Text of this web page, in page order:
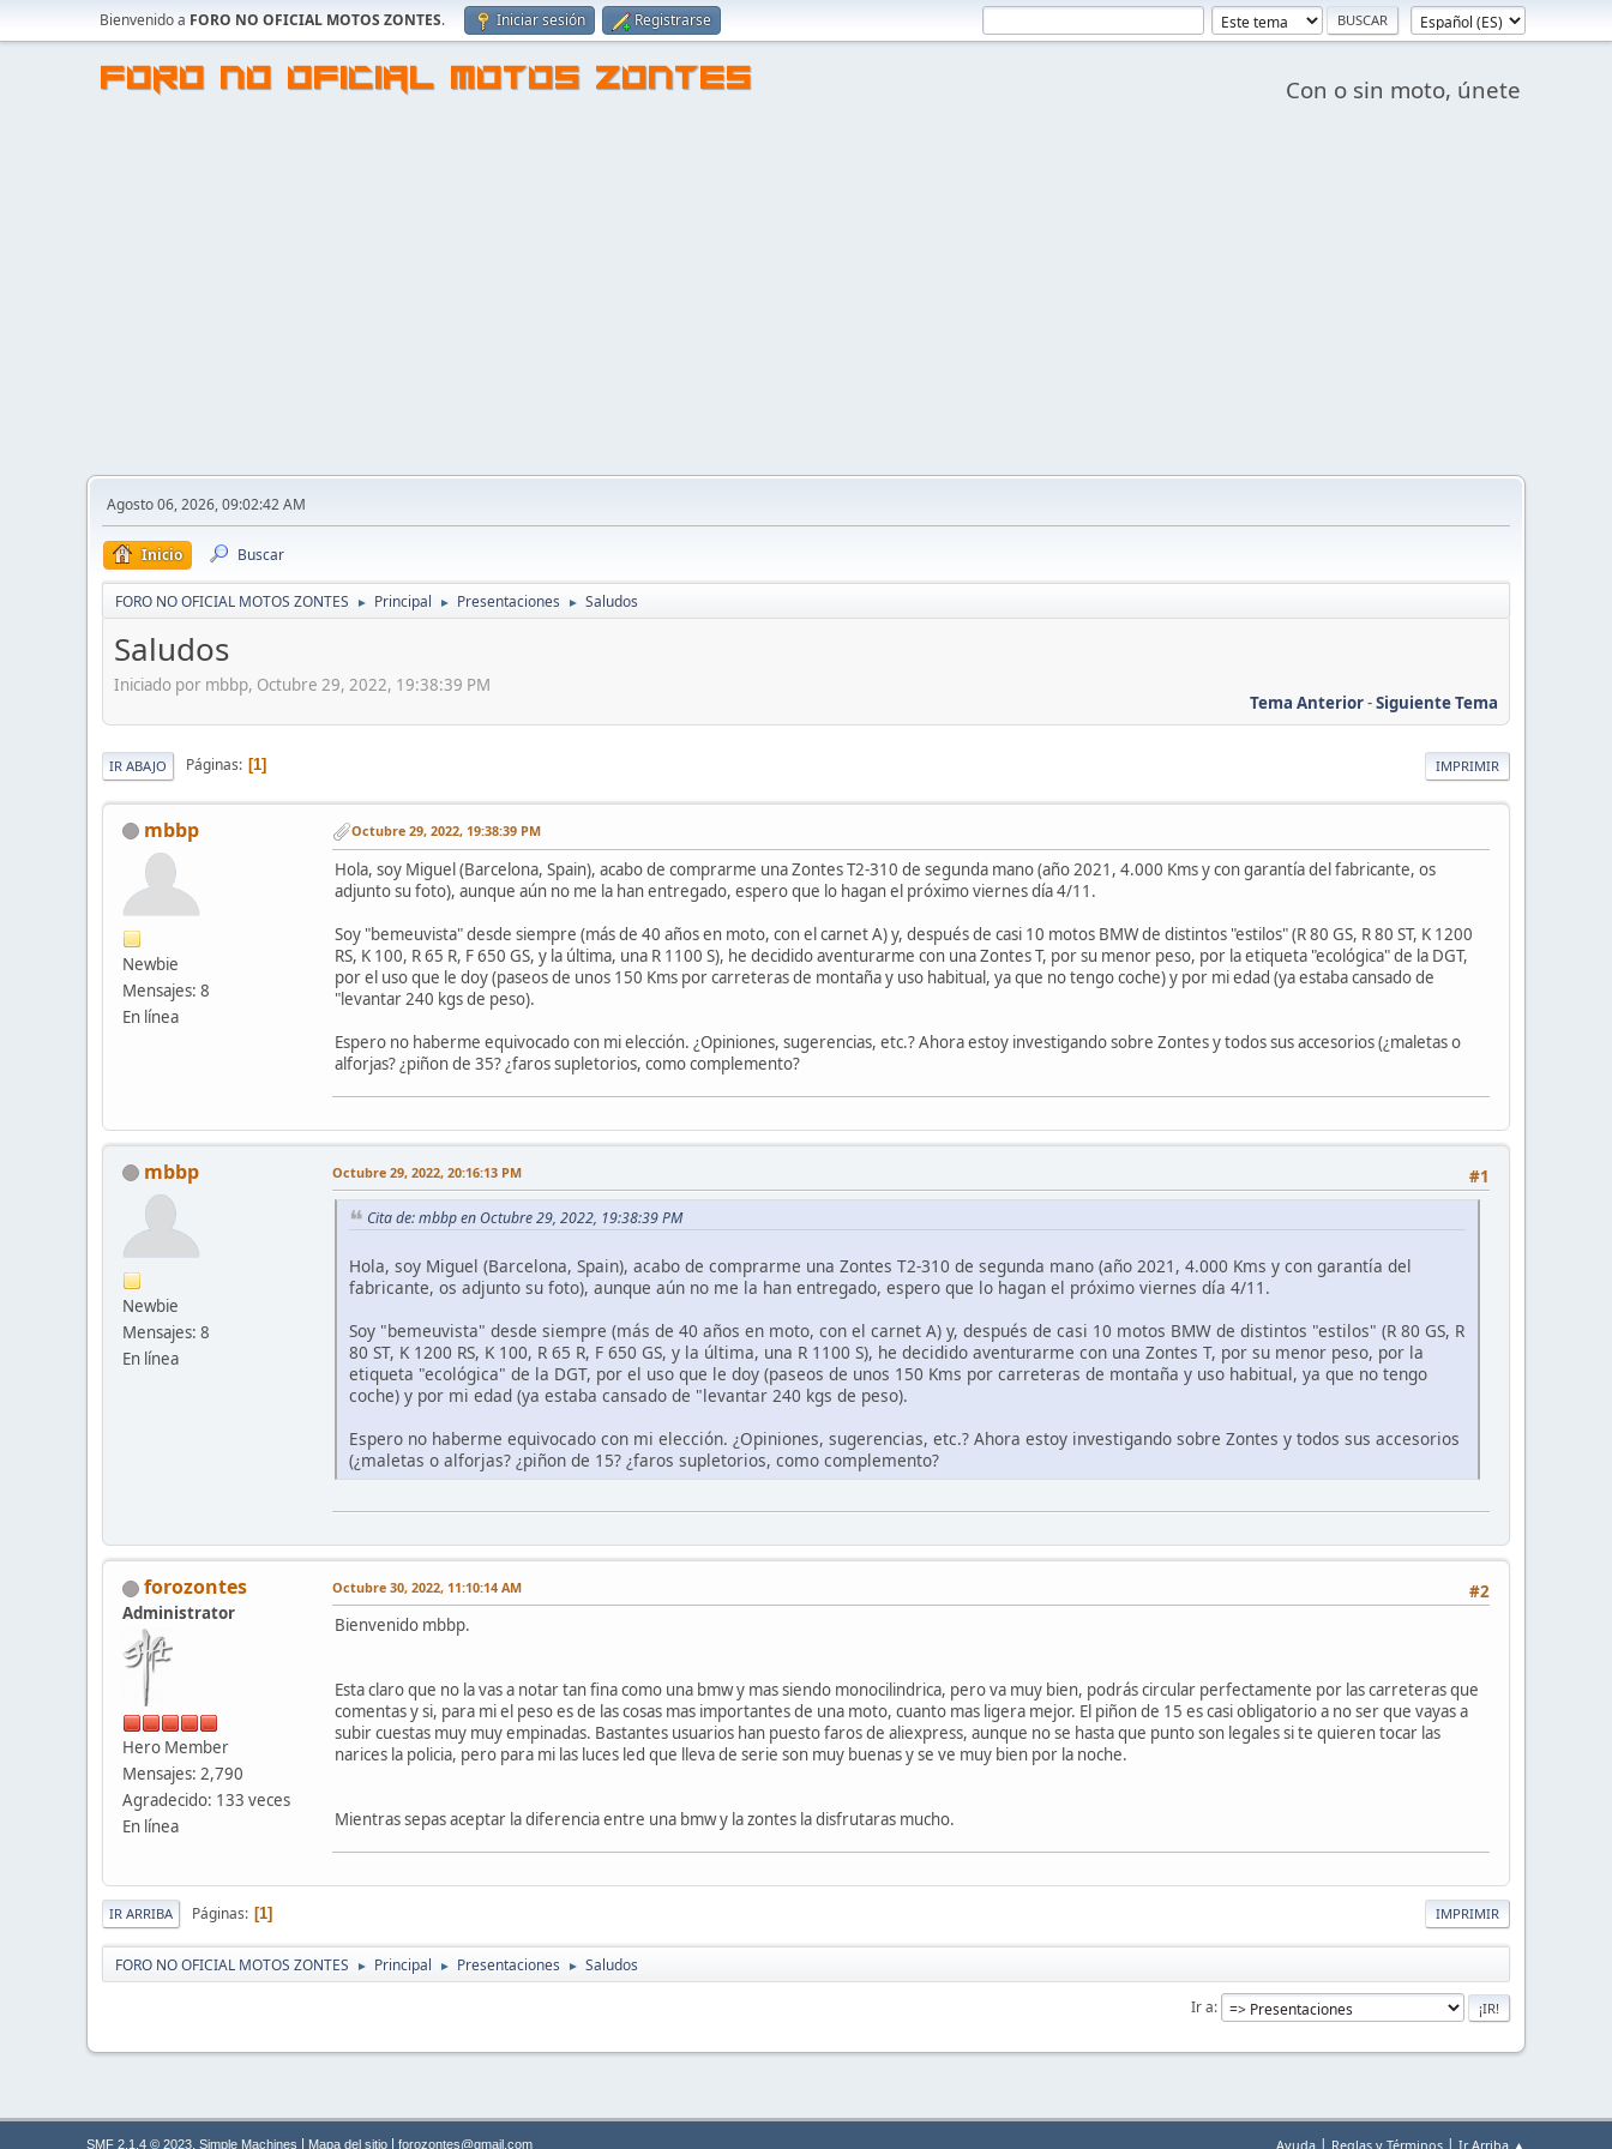
Bienvenido a FORO NO OFICIAL MOTOS ZONTES. Iniciar sesión Registrarse
FORO NO OFICIAL MOTOS ZONTES Con o sin moto, únete
Agosto 06, 2026, 09:02:42 AM
Inicio Buscar
FORO NO OFICIAL MOTOS ZONTES ► Principal ► Presentaciones ► Saludos
Saludos
Iniciado por mbbp, Octubre 29, 2022, 19:38:39 PM
Tema Anterior-Siguiente Tema
IMPRIMIR
IR ABAJO Páginas 1
mbbp
Newbie
Mensajes: 8
En línea
Octubre 29, 2022, 19:38:39 PM
Hola, soy Miguel (Barcelona, Spain), acabo de comprarme una Zontes T2-310 de segunda mano (año 2021, 4.000 Kms y con garantía del fabricante, os
adjunto su foto), aunque aún no me la han entregado, espero que lo hagan el próximo viernes día 4/11.
Soy "bemeuvista" desde siempre (más de 40 años en moto, con el carnet A) y, después de casi 10 motos BMW de distintos "estilos" (R 80 GS, R 80 ST, K 1200
RS, K 100, R 65 R, F 650 GS, y la última, una R 1100 S), he decidido aventurarme con una Zontes T, por su menor peso, por la etiqueta "ecológica" de la DGT,
por el uso que le doy (paseos de unos 150 Kms por carreteras de montaña y uso habitual, ya que no tengo coche) y por mi edad (ya estaba cansado de
"levantar 240 kgs de peso).
Espero no haberme equivocado con mi elección. ¿Opiniones, sugerencias, etc.? Ahora estoy investigando sobre Zontes y todos sus accesorios (¿maletas o
alforjas? ¿piñon de 35? ¿faros supletorios, como complemento?
mbbp
Newbie
Mensajes: 8
En línea
#1
Octubre 29, 2022, 20:16:13 PM
Cita de: mbbp en Octubre 29, 2022, 19:38:39 PM
Hola, soy Miguel (Barcelona, Spain), acabo de comprarme una Zontes T2-310 de segunda mano (año 2021, 4.000 Kms y con garantía del
fabricante, os adjunto su foto), aunque aún no me la han entregado, espero que lo hagan el próximo viernes día 4/11.
Soy "bemeuvista" desde siempre (más de 40 años en moto, con el carnet A) y, después de casi 10 motos BMW de distintos "estilos" (R 80 GS, R
80 ST, K 1200 RS, K 100, R 65 R, F 650 GS, y la última, una R 1100 S), he decidido aventurarme con una Zontes T, por su menor peso, por la
etiqueta "ecológica" de la DGT, por el uso que le doy (paseos de unos 150 Kms por carreteras de montaña y uso habitual, ya que no tengo
coche) y por mi edad (ya estaba cansado de "levantar 240 kgs de peso).
Espero no haberme equivocado con mi elección. ¿Opiniones, sugerencias, etc.? Ahora estoy investigando sobre Zontes y todos sus accesorios
(¿maletas o alforjas? ¿piñon de 15? ¿faros supletorios, como complemento?
forozontes
Administrator
Hero Member
Mensajes: 2,790
Agradecido: 133 veces
En línea
#2
Octubre 30, 2022, 11:10:14 AM
Bienvenido mbbp.
Esta claro que no la vas a notar tan fina como una bmw y mas siendo monocilindrica, pero va muy bien, podrás circular perfectamente por las carreteras que
comentas y si, para mi el peso es de las cosas mas importantes de una moto, cuanto mas ligera mejor. El piñon de 15 es casi obligatorio a no ser que vayas a
subir cuestas muy muy empinadas. Bastantes usuarios han puesto faros de aliexpress, aunque no se hasta que punto son legales si te quieren tocar las
narices la policia, pero para mi las luces led que lleva de serie son muy buenas y se ve muy bien por la noche.
Mientras sepas aceptar la diferencia entre una bmw y la zontes la disfrutaras mucho.
IMPRIMIR
IR ARRIBA Páginas 1
FORO NO OFICIAL MOTOS ZONTES ► Principal ► Presentaciones ► Saludos
Ir a
Ayuda | Reglas y Términos | Ir Arriba ▲
SMF 2.1.4 © 2023, Simple Machines Mapa del sitio forozontes@gmail.com